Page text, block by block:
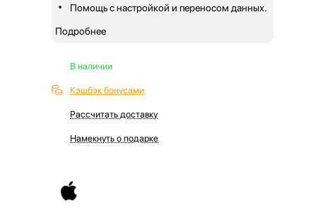
Помощь с настройкой и переносом данных.
Подробнее
В наличии
Кэшбэк бонусами
Рассчитать доставку
Намекнуть о подарке